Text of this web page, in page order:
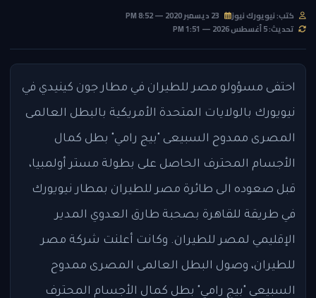
كتب: نيويورك نيوز
تحديث: 5 أغسطس 2026 — 1:51 PM
احتفى مسؤولو مصر للطيران في مطار جون كينيدي في
نيويورك بالولايات المتحدة الأمريكية بالبطل العالمى
المصرى ممدوح السبيعى "بيج رامي" بطل كمال
الأجسام المحترف الحاصل على بطولة مستر أولمبيا،
قبل صعوده الى طائرة مصر للطيران بمطار نيويورك
في طريقة للقاهرة بصحبة طارق العدوي المدير
الإقليمي لمصر للطيران. وكانت أعلنت شركة مصر
للطيران، وصول البطل العالمى المصرى ممدوح
السبيعى "بيج رامي" بطل كمال الأجسام المحترف